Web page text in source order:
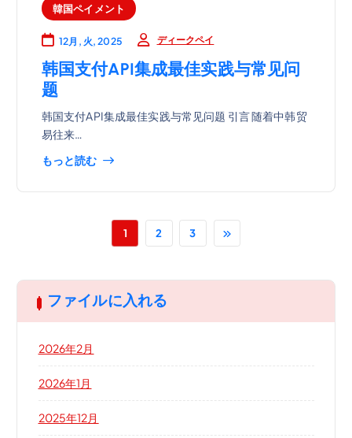
韓国ペイメント
12月, 火, 2025 ディークペイ
韩国支付API集成最佳实践与常见问
题
韩国支付API集成最佳实践与常见问题 引言 随着中韩贸
易往来…
もっと読む
1 2 3
ファイルに入れる
2026年2月
2026年1月
2025年12月